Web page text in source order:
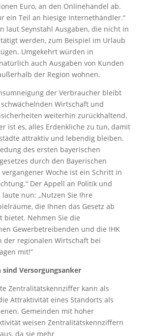
Euro, an den Onlinehandel ab.
ein Teil an hiesige Internethändler.“
laut Seynstahl Ausgaben, die nicht in
werden, zum Beispiel im Urlaub
Umgekehrt würden in
auch Ausgaben von Kunden
der Region wohnen.
der Verbraucher bleibt
Wirtschaft und
weiterhin zurückhaltend.
ist es, alles Erdenkliche zu tun, damit
attraktiv und lebendig bleiben.
des ersten bayerischen
durch den Bayerischen
vergangener Woche ist ein Schritt in
Der Appell an Politik und
nun: „Nutzen Sie Ihre
die Ihnen das Gesetz ab
bietet. Nehmen Sie die
Gewerbetreibenden und die IHK
der regionalen Wirtschaft bei
mit!”
Versorgungsanker
Zentralitätskennziffer kann als
Attraktivität eines Standorts als
Gemeinden mit hoher
weisen Zentralitätskennziffern
da sie mehr